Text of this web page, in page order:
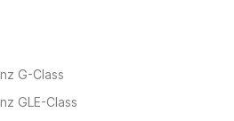
G-Class
GLE-Class